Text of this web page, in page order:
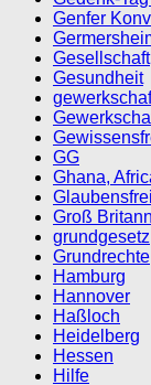
Genfer
Gesellschaft
Gesundheit
GG
Ghana,
Groß
grundgesetz
Grundrechte
Hamburg
Hannover
Haßloch
Heidelberg
Hessen
Hilfe